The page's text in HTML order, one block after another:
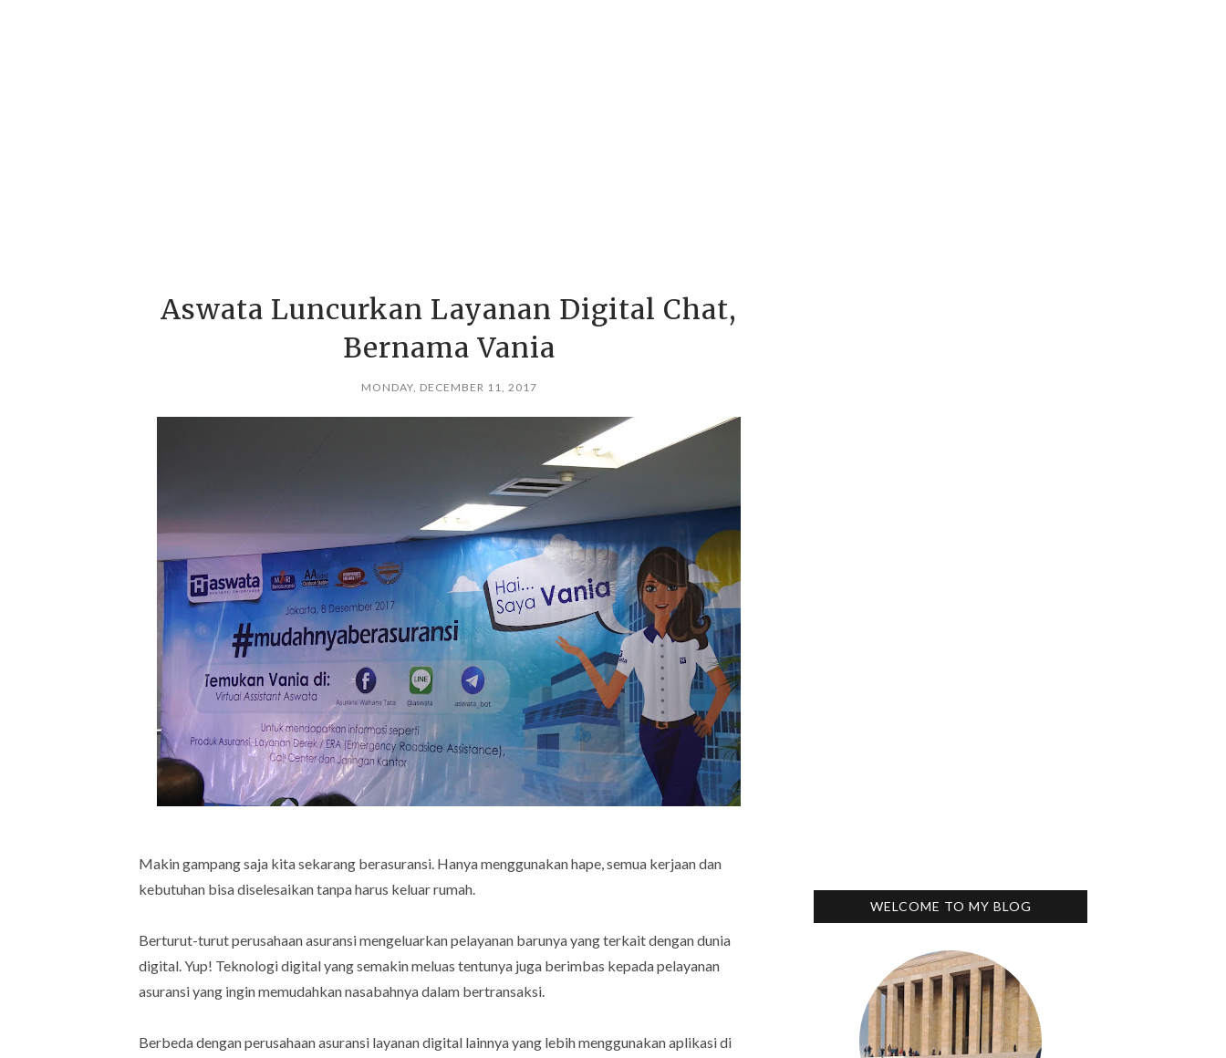
Aswata Luncurkan Layanan Digital Chat,
Bernama Vania
MONDAY, DECEMBER 11, 2017
Makin gampang saja kita sekarang berasuransi. Hanya menggunakan hape, semua kerjaan dan
kebutuhan bisa diselesaikan tanpa harus keluar rumah.
Berturut-turut perusahaan asuransi mengeluarkan pelayanan barunya yang terkait dengan dunia
digital. Yup! Teknologi digital yang semakin meluas tentunya juga berimbas kepada pelayanan
asuransi yang ingin memudahkan nasabahnya dalam bertransaksi.
Berbeda dengan perusahaan asuransi layanan digital lainnya yang lebih menggunakan aplikasi di
WELCOME TO MY BLOG